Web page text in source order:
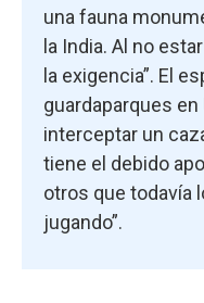
una fauna
la India. Al no
la exigencia”. El
guardaparques
interceptar un
tiene el debido
otros que todavía
jugando”.